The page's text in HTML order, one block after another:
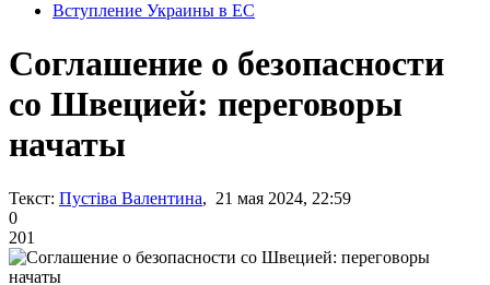
Вступление Украины в ЕС
Соглашение о безопасности
со Швецией: переговоры
начаты
Текст: Пустіва Валентина, 21 мая 2024, 22:59
0
201